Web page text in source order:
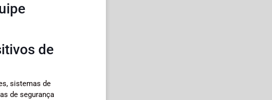
de
sistemas de
de segurança